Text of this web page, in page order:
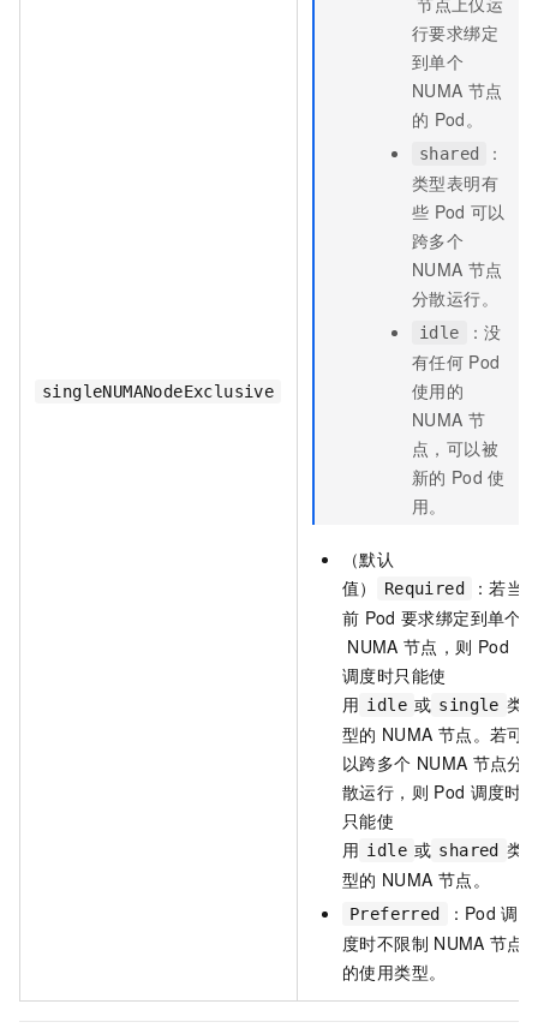
singleNUMANodeExclusive
行要求绑定
到单个
NUMA 节点
的 Pod。
shared
：
类型表明有
些 Pod 可以
跨多个
NUMA 节点
分散运行。
idle
：没
有任何 Pod
使用的
NUMA 节
点，可以被
新的 Pod 使
用。
（默认
值）
Required
：若当
前 Pod 要求绑定到单个
NUMA 节点，则 Pod
调度时只能使
用 idle 或 single 类
型的 NUMA 节点。若可
以跨多个 NUMA 节点分
散运行，则 Pod 调度时
只能使
用 idle 或 shared 类
型的 NUMA 节点。
Preferred ：Pod 调
度时不限制 NUMA 节点
的使用类型。